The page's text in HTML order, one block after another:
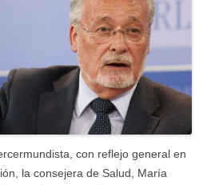
con reflejo general en
la consejera de Salud, María